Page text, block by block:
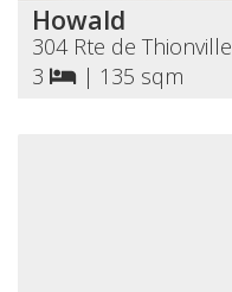
Howald
304 Rte de Thionville
3
| 135 sqm